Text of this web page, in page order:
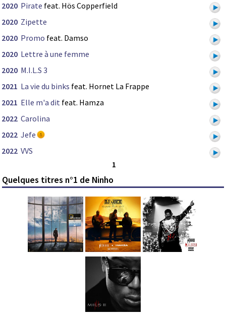
2020 Pirate feat. Hös Copperfield
2020 Zipette
2020 Promo feat. Damso
2020 Lettre à une femme
2020 M.I.L.S 3
2021 La vie du binks feat. Hornet La Frappe
2021 Elle m'a dit feat. Hamza
2022 Carolina
2022 Jefe
2022 VVS
1
Quelques titres n°1 de Ninho